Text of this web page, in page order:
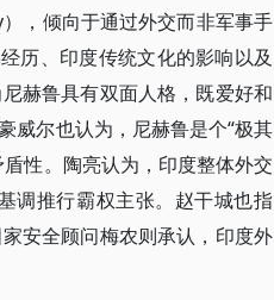
，倾向于通过外交而非军事手
历、印度传统文化的影响以及
赫鲁具有双面人格，既爱好和
威尔也认为，尼赫鲁是个“极其
性。陶亮认为，印度整体外交
调推行霸权主张。赵干城也指
安全顾问梅农则承认，印度外